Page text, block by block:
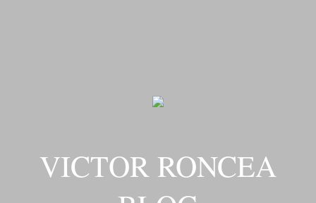
VICTOR RONCEA